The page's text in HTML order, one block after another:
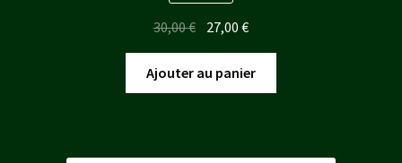
30,00€ Le
prix
initial
était :
27,00€Le
prix
actuel
est :
Ajouter au panier